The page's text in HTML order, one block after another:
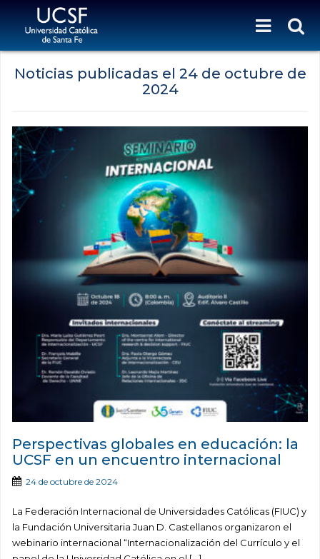
Noticias publicadas el 24 de octubre de
2024
Perspectivas globales en educación: la
UCSF en un encuentro internacional
24 de octubre de 2024
La Federación Internacional de Universidades Católicas (FIUC) y
la Fundación Universitaria Juan D. Castellanos organizaron el
webinario internacional “Internacionalización del Currículo y el